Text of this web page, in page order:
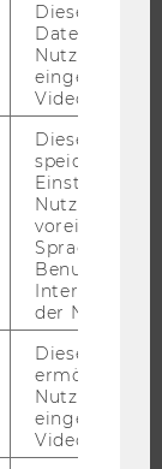
Dieses
Daten von
Videos
Dieses Cookie
speichert
Nutzer*in, zB.
Sprache,
der Nutzer*in
Dieses Cookie
ermöglicht
Nutzung des
Video Players